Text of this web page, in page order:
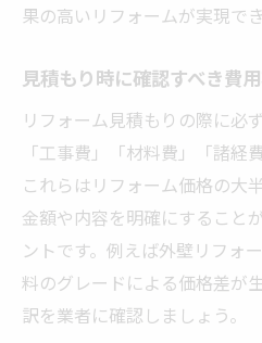
果の高いリフォームが実現でき
見積もり時に確認すべき費
リフォーム見積もりの際に必
「工事費」「材料費」「諸経
これらはリフォーム価格の大
金額や内容を明確にすること
ントです。例えば外壁リフォ
料のグレードによる価格差が
訳を業者に確認しましょう。